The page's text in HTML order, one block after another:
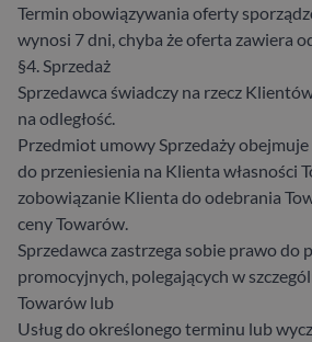
Termin obowiązywania oferty
wynosi 7 dni, chyba że oferta zawiera
§4. Sprzedaż
Sprzedawca świadczy na rzecz
na odległość.
Przedmiot umowy Sprzedaży
do przeniesienia na Klienta własności
zobowiązanie Klienta do odebrania
ceny Towarów.
Sprzedawca zastrzega sobie prawo do
promocyjnych, polegających w
Towarów lub
Usług do określonego terminu lub